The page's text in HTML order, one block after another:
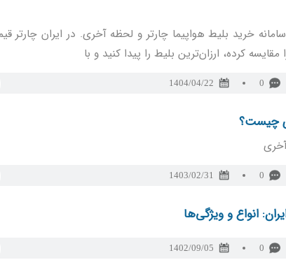
خرید بلیط هواپیما چارتر و لحظه آخری. در ایران چارتر
کرده، ارزان‌ترین بلیط را پیدا کنید و با
0
1404/04/22
چیست؟
0
1403/02/31
انواع و ویژگی‌ها
0
1402/09/05